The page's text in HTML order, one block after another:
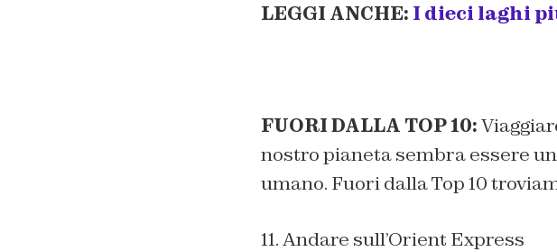
LEGGI ANCHE: I dieci laghi
FUORI DALLA TOP 10:
nostro pianeta sembra essere
umano. Fuori dalla Top 10
11. Andare sull’Orient Express